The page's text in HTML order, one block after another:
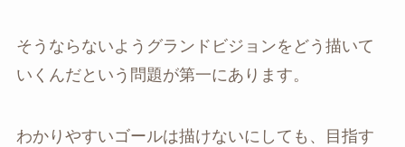
そうならないようグランドビジョンをどう描いて
いくんだという問題が第一にあります。
わかりやすいゴールは描けないにしても、目指す